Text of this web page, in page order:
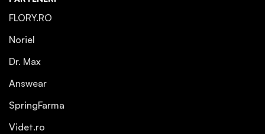
FLORY.RO
Noriel
Dr. Max
Answear
SpringFarma
Videt.ro